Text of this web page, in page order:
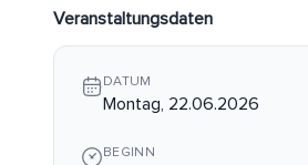
Veranstaltungsdaten
DATUM
Montag, 22.06.2026
BEGINN